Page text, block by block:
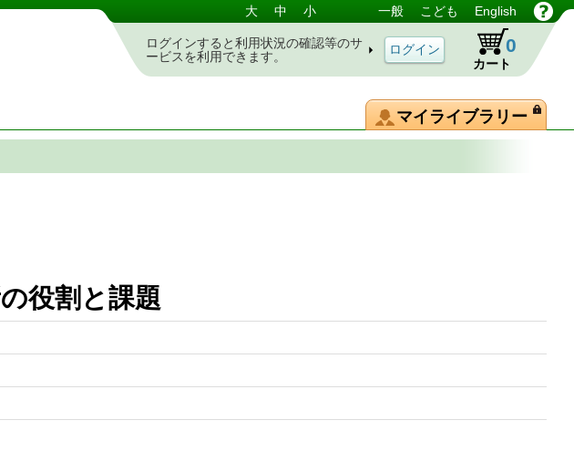
大 中 小 一般 こども English
ログインすると利用状況の確認等のサ
ービスを利用できます。
カート
0
マイライブラリー
の役割と課題